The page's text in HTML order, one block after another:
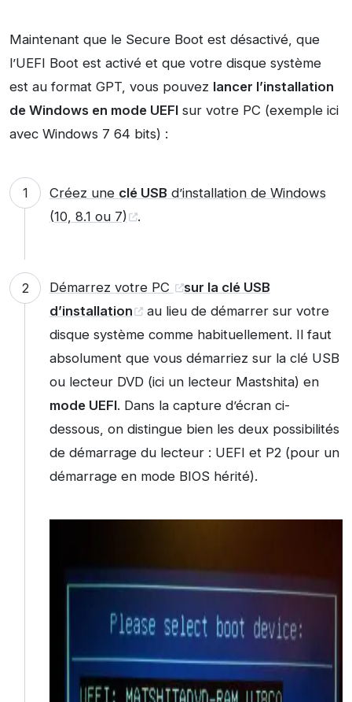
Maintenant que le Secure Boot est désactivé, que
l’UEFI Boot est activé et que votre disque système
est au format GPT, vous pouvez lancer l’installation
de Windows en mode UEFI sur votre PC (exemple ici
avec Windows 7 64 bits) :
Créez une clé USB d’installation de Windows
(10, 8.1 ou 7)
.
Démarrez votre PC
sur la clé USB
d’installation
au lieu de démarrer sur votre
disque système comme habituellement. Il faut
absolument que vous démarriez sur la clé USB
ou lecteur DVD (ici un lecteur Mastshita) en
mode UEFI. Dans la capture d’écran ci-
dessous, on distingue bien les deux possibilités
de démarrage du lecteur : UEFI et P2 (pour un
démarrage en mode BIOS hérité).